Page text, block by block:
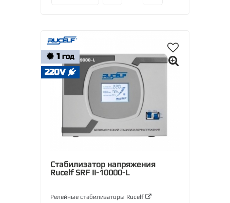
1 ГОД
220V
Стабилизатор напряжения
Rucelf SRF II-10000-L
Релейные стабилизаторы Rucelf